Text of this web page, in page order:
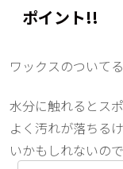
ポイント!!
ワックスのついて
水分に触れるとス
よく汚れが落ちる
いかもしれないの